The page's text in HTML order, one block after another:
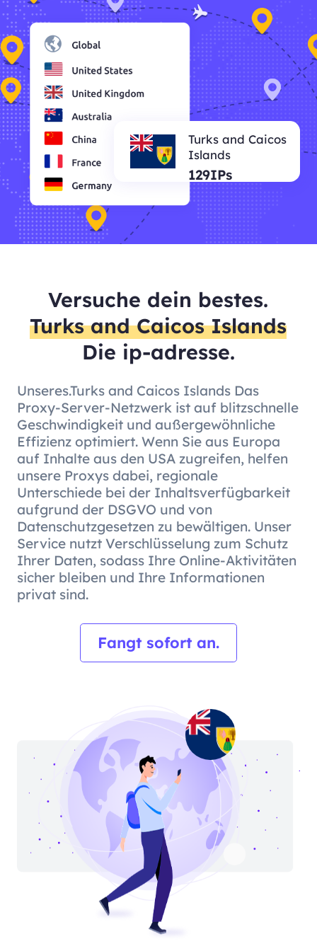
Turks and Caicos
Islands
129IPs
Versuche dein bestes.
Turks and Caicos Islands
Die ip-adresse.
Unseres.Turks and Caicos Islands Das
Proxy-Server-Netzwerk ist auf blitzschnelle
Geschwindigkeit und außergewöhnliche
Effizienz optimiert. Wenn Sie aus Europa
auf Inhalte aus den USA zugreifen, helfen
unsere Proxys dabei, regionale
Unterschiede bei der Inhaltsverfügbarkeit
aufgrund der DSGVO und von
Datenschutzgesetzen zu bewältigen. Unser
Service nutzt Verschlüsselung zum Schutz
Ihrer Daten, sodass Ihre Online-Aktivitäten
sicher bleiben und Ihre Informationen
privat sind.
Fangt sofort an.